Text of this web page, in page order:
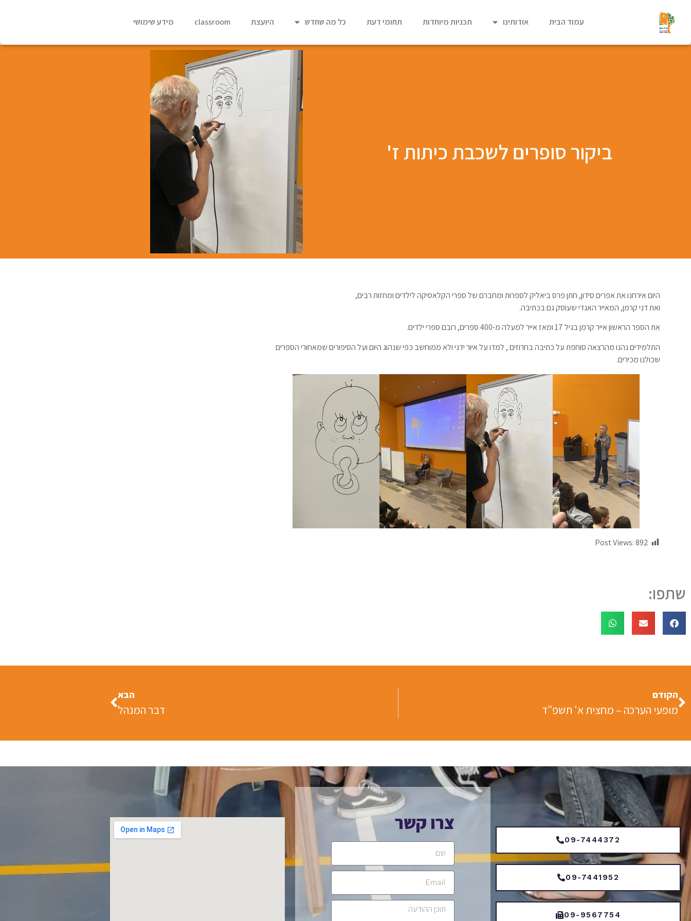
עמוד הבית אודותינו תכניות מיוחדות תחומי דעת כל מה שחדש היועצת classroom מידע שימושי
ביקור סופרים לשכבת כיתות ז'
היום אירחנו את אפרים סידון, חתן פרס ביאליק לספרות ומחברם של ספרי הקלאסיקה לילדים ומחזות רבים,
ואת דני קרמן, המאייר האגדי שעוסק גם בכתיבה.
את הספר הראשון אייר קרמן בגיל 17 ומאז אייר למעלה מ-400 ספרים, רובם ספרי ילדים.
התלמידים נהנו מהרצאה סוחפת על כתיבה בחרוזים , למדו על איור ידני ולא ממוחשב כפי שנהוג היום ועל הסיפורים שמאחורי הספרים
שכולנו מכירים.
Post Views:892
שתפו:
הקודם
מופעי הערכה – מחצית א' תשפ"ד
הבא
דבר המנהל
09-7444372
09-7441952
09-9567754
צרו קשר